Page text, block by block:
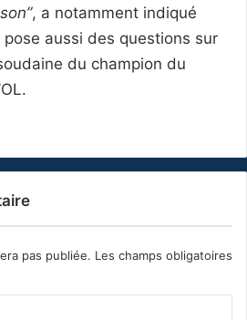
, a notamment indiqué
aussi des questions sur
du champion du
pas publiée. Les champs obligatoires